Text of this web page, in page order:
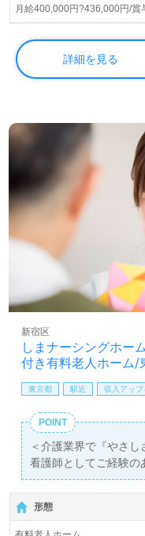
クグラウンドを持つ方
緩和ケアの経験を持つ
ができます。
この職場では、患者様
社員なので、安定した
展開のため、希望す
さらに、転職に関す
り扱いもあります。看
たの転職活動をサポー
ングなども行います
の機会にお問い合わせ
な一歩を踏み出すチャ
月給400,000円?436,000円/賞
詳細を見る
しまナーシングホー
付き有料老人ホーム/
新宿区
東京都 駅近 収入アップ
POINT
＜介護業界で『やさし
看護師としてご経験の
業様！＞
◎介護職/正社員募集◎
2回】＊初任者研修以
駅』徒歩4分。
形態